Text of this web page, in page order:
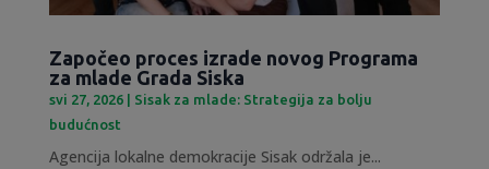
Započeo proces izrade novog Programa
za mlade Grada Siska
svi 27, 2026| Sisak za mlade: Strategija za bolju
budućnost
Agencija lokalne demokracije Sisak održala je...